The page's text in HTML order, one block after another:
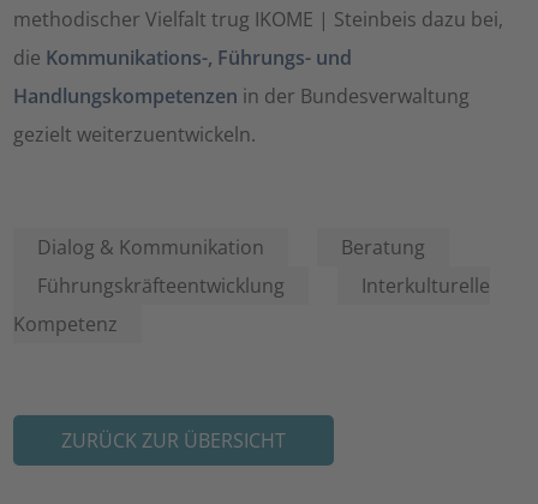
methodischer Vielfalt trug IKOME | Steinbeis dazu bei,
die Kommunikations-, Führungs- und
Handlungskompetenzen in der Bundesverwaltung
gezielt weiterzuentwickeln.
Dialog & Kommunikation
Beratung
Führungskräfteentwicklung
Interkulturelle
Kompetenz
ZURÜCK ZUR ÜBERSICHT